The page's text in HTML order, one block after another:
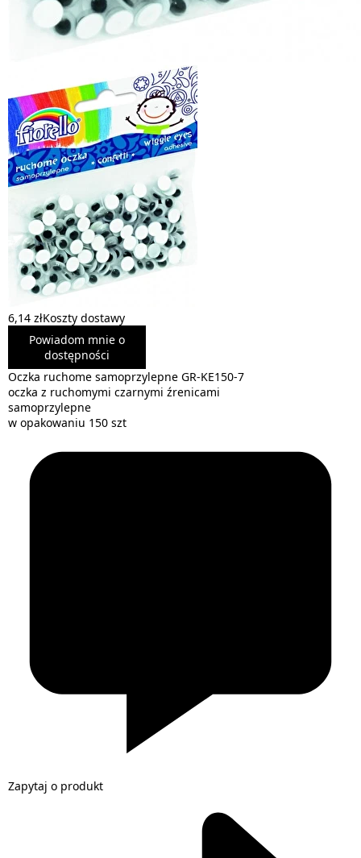
6,14 złKoszty dostawy
Powiadom mnie o
dostępności
Oczka ruchome samoprzylepne GR-KE150-7
oczka z ruchomymi czarnymi źrenicami
samoprzylepne
w opakowaniu 150 szt
Zapytaj o produkt